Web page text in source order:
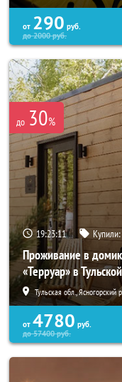
от 290 руб.
до2000руб.
до 30%
19:23:07 Купили:
Проживание в
«Терруар» в
Тульская обл., Ясногорский
от 4780 руб.
до57400руб.